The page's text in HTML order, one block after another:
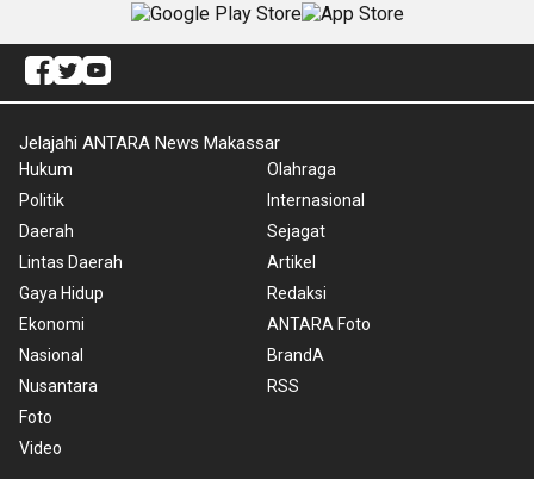
Jelajahi ANTARA News Makassar
Hukum
Politik
Daerah
Lintas Daerah
Gaya Hidup
Ekonomi
Nasional
Nusantara
Foto
Video
Olahraga
Internasional
Sejagat
Artikel
Redaksi
ANTARA Foto
BrandA
RSS